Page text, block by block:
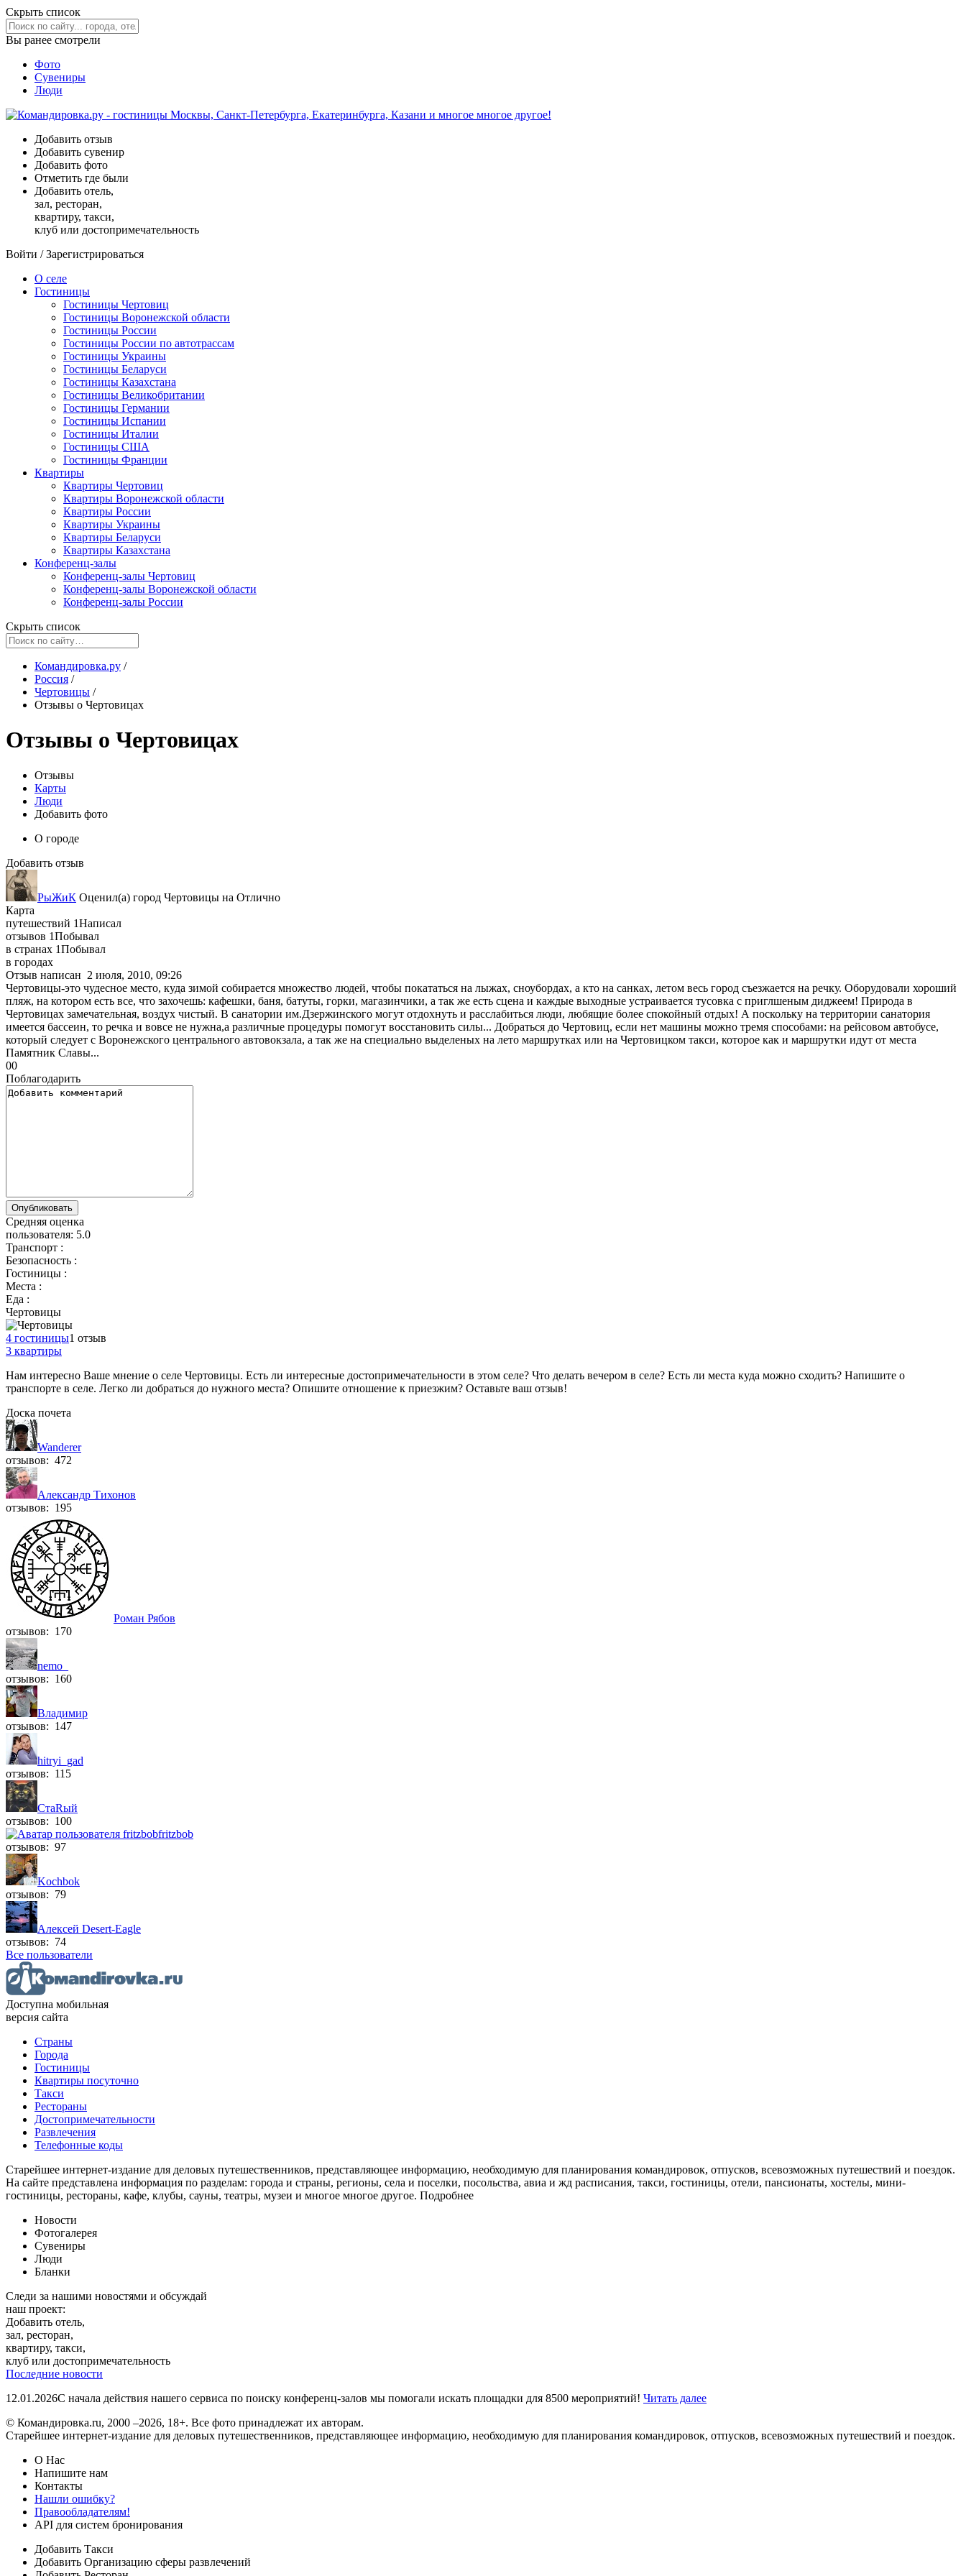
Скрыть список
Вы ранее смотрели
Фото
Сувениры
Люди
Добавить отзыв
Добавить сувенир
Добавить фото
Отметить где были
Добавить отель,
зал, ресторан,
квартиру, такси,
клуб или достопримечательность
Войти /Зарегистрироваться
О селе
Гостиницы
Гостиницы Чертовиц
Гостиницы Воронежской области
Гостиницы России
Гостиницы России по автотрассам
Гостиницы Украины
Гостиницы Беларуси
Гостиницы Казахстана
Гостиницы Великобритании
Гостиницы Германии
Гостиницы Испании
Гостиницы Италии
Гостиницы США
Гостиницы Франции
Квартиры
Квартиры Чертовиц
Квартиры Воронежской области
Квартиры России
Квартиры Украины
Квартиры Беларуси
Квартиры Казахстана
Конференц-залы
Конференц-залы Чертовиц
Конференц-залы Воронежской области
Конференц-залы России
Скрыть список
Командировка.ру /
Россия /
Чертовицы /
Отзывы о Чертовицах
Отзывы о Чертовицах
Отзывы
Карты
Люди
Добавить фото
О городе
Добавить отзыв
РыЖиК Оценил(а) город Чертовицы на Отлично
Карта
путешествий 1Написал
отзывов 1Побывал
в странах 1Побывал
в городах
Отзыв написан 2 июля, 2010, 09:26
Чертовицы-это чудесное место, куда зимой собирается множество людей, чтобы покататься на лыжах, сноубордах, а кто на санках, летом весь город съезжается на речку. Оборудовали хороший
пляж, на котором есть все, что захочешь: кафешки, баня, батуты, горки, магазинчики, а так же есть сцена и каждые выходные устраивается тусовка с приглшеным диджеем! Природа в
Чертовицах замечательная, воздух чистый. В санатории им.Дзержинского могут отдохнуть и расслабиться люди, любящие более спокойный отдых! А поскольку на территории санатория
имеется бассеин, то речка и вовсе не нужна,а различные процедуры помогут восстановить силы... Добраться до Чертовиц, если нет машины можно тремя способами: на рейсовом автобусе,
который следует с Воронежского центрального автовокзала, а так же на специально выделеных на лето маршрутках или на Чертовицком такси, которое как и маршрутки идут от места
Памятник Славы...
00
Поблагодарить
Средняя оценка
пользователя: 5.0
Транспорт :
Безопасность :
Гостиницы :
Места :
Еда :
Чертовицы
4 гостиницы1 отзыв
3 квартиры
Нам интересно Ваше мнение о селе Чертовицы. Есть ли интересные достопримечательности в этом селе? Что делать вечером в селе? Есть ли места куда можно сходить? Напишите о
транспорте в селе. Легко ли добраться до нужного места? Опишите отношение к приезжим? Оставьте ваш отзыв!
Доска почета
Wanderer
отзывов: 472
Александр Тихонов
отзывов: 195
Роман Рябов
отзывов: 170
nemo_
отзывов: 160
Владимир
отзывов: 147
hitryi_gad
отзывов: 115
СтаRый
отзывов: 100
fritzbob
отзывов: 97
Kochbok
отзывов: 79
Алексей Desert-Eagle
отзывов: 74
Все пользователи
Доступна мобильная
версия сайта
Страны
Города
Гостиницы
Квартиры посуточно
Такси
Рестораны
Достопримечательности
Развлечения
Телефонные коды
Старейшее интернет-издание для деловых путешественников, представляющее информацию, необходимую для планирования командировок, отпусков, всевозможных путешествий и поездок.
На сайте представлена информация по разделам: города и страны, регионы, села и поселки, посольства, авиа и жд расписания, такси, гостиницы, отели, пансионаты, хостелы, мини-
гостиницы, рестораны, кафе, клубы, сауны, театры, музеи и многое многое другое. Подробнее
Новости
Фотогалерея
Сувениры
Люди
Бланки
Следи за нашими новостями и обсуждай
наш проект:
Добавить отель,
зал, ресторан,
квартиру, такси,
клуб или достопримечательность
Последние новости
12.01.2026С начала действия нашего сервиса по поиску конференц-залов мы помогали искать площадки для 8500 мероприятий! Читать далее
© Командировка.ru, 2000 –2026, 18+. Все фото принадлежат их авторам.
Старейшее интернет-издание для деловых путешественников, представляющее информацию, необходимую для планирования командировок, отпусков, всевозможных путешествий и поездок.
О Нас
Напишите нам
Контакты
Нашли ошибку?
Правообладателям!
API для систем бронирования
Добавить Такси
Добавить Организацию сферы развлечений